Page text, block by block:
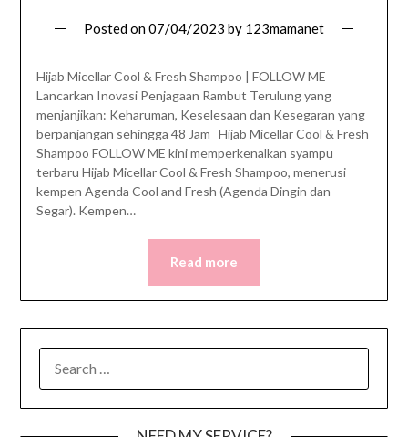
Posted on07/04/2023 by 123mamanet
Hijab Micellar Cool & Fresh Shampoo | FOLLOW ME
Lancarkan Inovasi Penjagaan Rambut Terulung yang
menjanjikan: Keharuman, Keselesaan dan Kesegaran yang
berpanjangan sehingga 48 Jam Hijab Micellar Cool & Fresh
Shampoo FOLLOW ME kini memperkenalkan syampu
terbaru Hijab Micellar Cool & Fresh Shampoo, menerusi
kempen Agenda Cool and Fresh (Agenda Dingin dan
Segar). Kempen…
Read more
FOR: